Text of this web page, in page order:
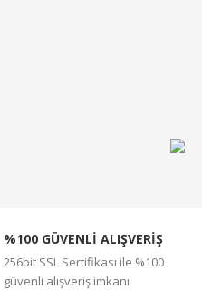
Ürün bilgilerinde hatalar bulunuyor.
%100 GÜVENLİ ALIŞVERİŞ
256bit SSL Sertifikası ile %100
güvenli alışveriş imkanı